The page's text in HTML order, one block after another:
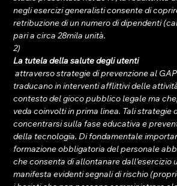
negli esercizi generalisti consente di
retribuzione di un numero di dipendenti
pari a circa 28mila unità.
2)
La tutela della salute degli utenti
attraverso strategie di prevenzione al GAP che non si
traducano in interventi afflittivi delle
contesto del gioco pubblico legale ma
veda coinvolti in prima linea. Tali strategie
concentrarsi sulla fase educativa e
della tecnologia. Di fondamentale
formazione obbligatoria del personale
che consenta di allontanare dall’esercizio
manifesta evidenti segnali di rischio